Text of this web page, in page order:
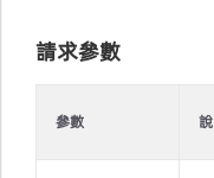
請求參數
參數